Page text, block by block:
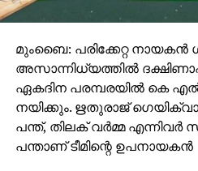
മുംബൈ: പരിക്കേറ്റ നായകൻ
അസാന്നിധ്യത്തിൽ
ഏകദിന പരമ്പരയിൽ കെ
നയിക്കും. ഋതുരാജ്
പന്ത്, തിലക് വർമ്മ എന്നിവർ
പന്താണ് ടീമിന്റെ ഉപനായകൻ